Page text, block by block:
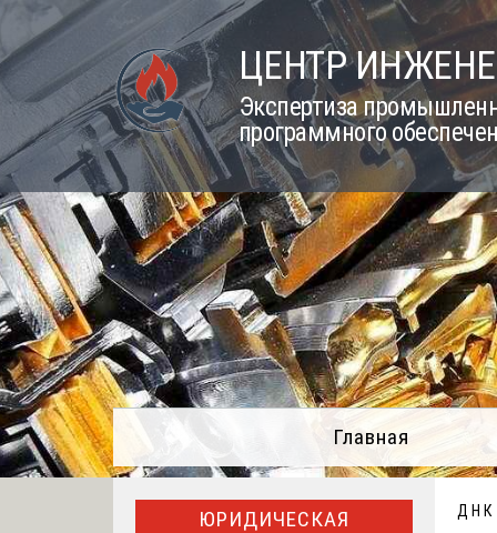
Skip
to
content
ЦЕНТР
Экспертиза
программного
Главная
Д Н К
ЮРИДИЧЕСКАЯ